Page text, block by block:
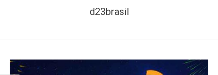
d23brasil